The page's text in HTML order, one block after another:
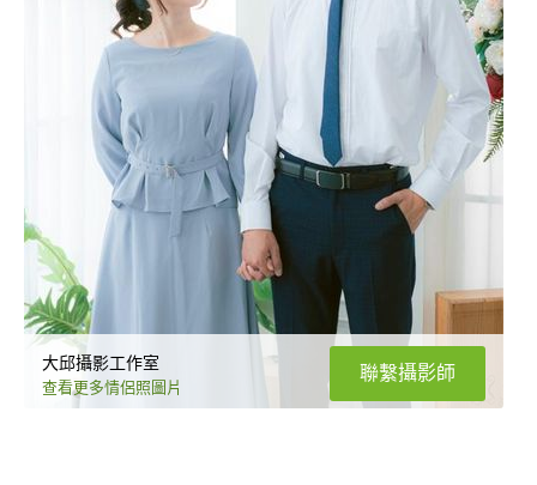
大邱攝影工作室
查看更多情侶照圖片
聯繫攝影師